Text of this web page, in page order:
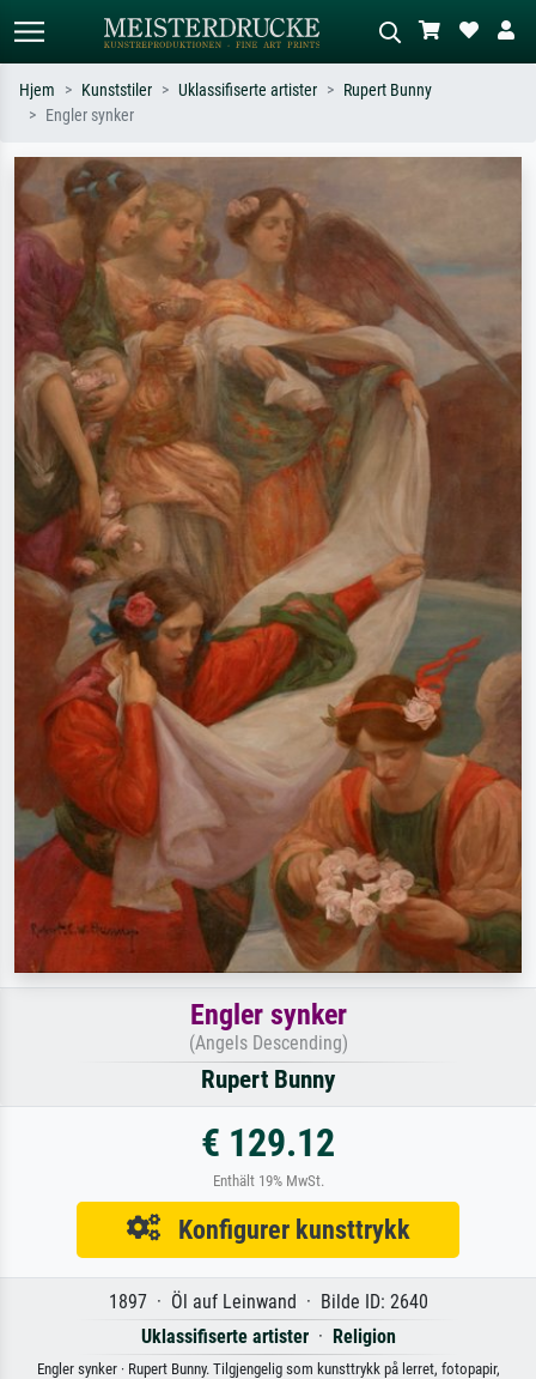
Søk etter kunstner, tittel eller stil – for
eksempel Monet, Stjernenatt,
impresjonisme, Hokusai-bølgen, akt.
eng, abstrakt med mye rødt, mørkt
oljemaleri, stående akt ved et tre.
Hjem Kunststiler Uklassifiserte artister
Rupert Bunny
Engler synker
Engler synker
(Angels Descending)
Rupert Bunny
€ 129.12
Enthält 19% MwSt.
Konfigurer kunsttrykk
1897 · Öl auf Leinwand · Bilde ID: 2640
Uklassifiserte artister· Religion
Engler synker · Rupert Bunny. Tilgjengelig som kunsttrykk på lerret, fotopapir,